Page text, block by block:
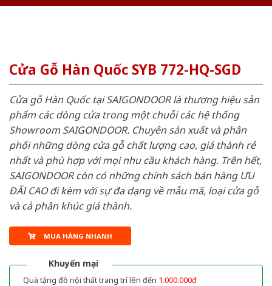
Cửa Gỗ Hàn Quốc SYB 772-HQ-SGD
Cửa gỗ Hàn Quốc tại SAIGONDOOR là thương hiệu sản
phẩm các dòng cửa trong một chuỗi các hệ thống
Showroom SAIGONDOOR. Chuyên sản xuất và phân
phối những dòng cửa gỗ chất lượng cao, giá thành rẻ
nhất và phù hợp với mọi nhu cầu khách hàng. Trên hết,
SAIGONDOOR còn có những chính sách bán hàng ƯU
ĐÃI CAO đi kèm với sự đa dạng về mẫu mã, loại cửa gỗ
và cả phân khúc giá thành.
MUA HÀNG NHANH
Khuyến mại
Quà tặng đồ nội thất trang trí lên đến 1.000.000đ